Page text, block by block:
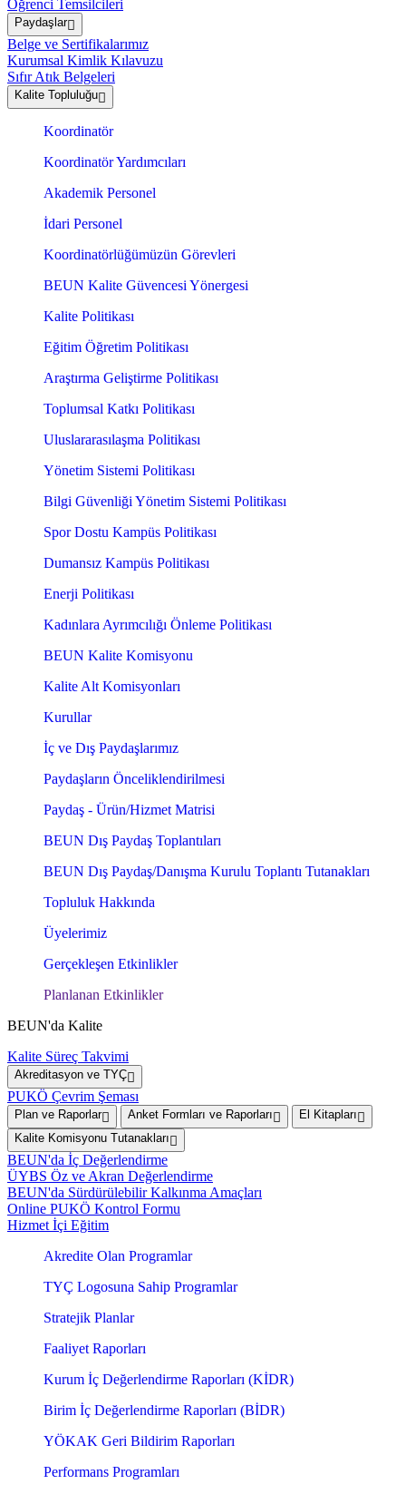
Öğrenci Temsilcileri
Paydaşlar
Belge ve Sertifikalarımız
Kurumsal Kimlik Kılavuzu
Sıfır Atık Belgeleri
Kalite Topluluğu
Koordinatör
Koordinatör Yardımcıları
Akademik Personel
İdari Personel
Koordinatörlüğümüzün Görevleri
BEUN Kalite Güvencesi Yönergesi
Kalite Politikası
Eğitim Öğretim Politikası
Araştırma Geliştirme Politikası
Toplumsal Katkı Politikası
Uluslararasılaşma Politikası
Yönetim Sistemi Politikası
Bilgi Güvenliği Yönetim Sistemi Politikası
Spor Dostu Kampüs Politikası
Dumansız Kampüs Politikası
Enerji Politikası
Kadınlara Ayrımcılığı Önleme Politikası
BEUN Kalite Komisyonu
Kalite Alt Komisyonları
Kurullar
İç ve Dış Paydaşlarımız
Paydaşların Önceliklendirilmesi
Paydaş - Ürün/Hizmet Matrisi
BEUN Dış Paydaş Toplantıları
BEUN Dış Paydaş/Danışma Kurulu Toplantı Tutanakları
Topluluk Hakkında
Üyelerimiz
Gerçekleşen Etkinlikler
Planlanan Etkinlikler
BEUN'da Kalite
Kalite Süreç Takvimi
Akreditasyon ve TYÇ
PUKÖ Çevrim Şeması
Plan ve Raporlar Anket Formları ve Raporları
El Kitapları
Kalite Komisyonu Tutanakları
BEUN'da İç Değerlendirme
ÜYBS Öz ve Akran Değerlendirme
BEUN'da Sürdürülebilir Kalkınma Amaçları
Online PUKÖ Kontrol Formu
Hizmet İçi Eğitim
Akredite Olan Programlar
TYÇ Logosuna Sahip Programlar
Stratejik Planlar
Faaliyet Raporları
Kurum İç Değerlendirme Raporları (KİDR)
Birim İç Değerlendirme Raporları (BİDR)
YÖKAK Geri Bildirim Raporları
Performans Programları